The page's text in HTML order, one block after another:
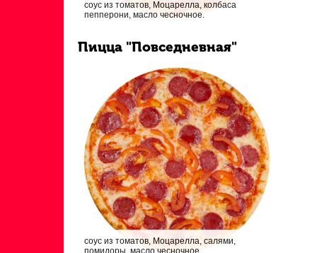
соус из томатов, Моцарелла, колбаса
пепперони, масло чесночное.
Пицца "Повседневная"
соус из томатов, Моцарелла, салями,